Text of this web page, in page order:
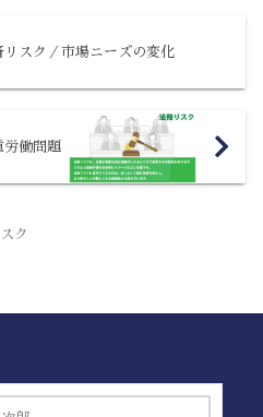
リスク／市場ニーズの変化
労働問題
ク